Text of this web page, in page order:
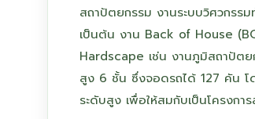
สถาปัตยกรรม งานระบบวิศวกรร
เป็นต้น งาน Back of House
Hardscape เช่น งานภูมิสถาปัต
สูง 6 ชั้น ซึ่งจอดรถได้ 127 คัน โ
ระดับสูง เพื่อให้สมกับเป็นโครงกา